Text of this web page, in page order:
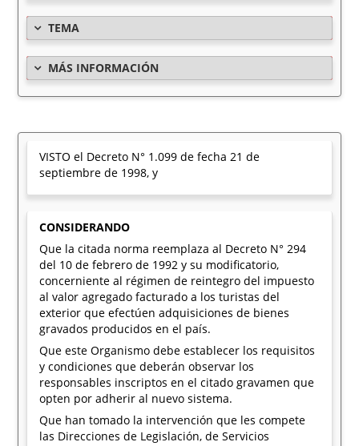
TEMA
MÁS INFORMACIÓN
VISTO el Decreto N° 1.099 de fecha 21 de
septiembre de 1998, y
CONSIDERANDO
Que la citada norma reemplaza al Decreto N° 294
del 10 de febrero de 1992 y su modificatorio,
concerniente al régimen de reintegro del impuesto
al valor agregado facturado a los turistas del
exterior que efectúen adquisiciones de bienes
gravados producidos en el país.
Que este Organismo debe establecer los requisitos
y condiciones que deberán observar los
responsables inscriptos en el citado gravamen que
opten por adherir al nuevo sistema.
Que han tomado la intervención que les compete
las Direcciones de Legislación, de Servicios